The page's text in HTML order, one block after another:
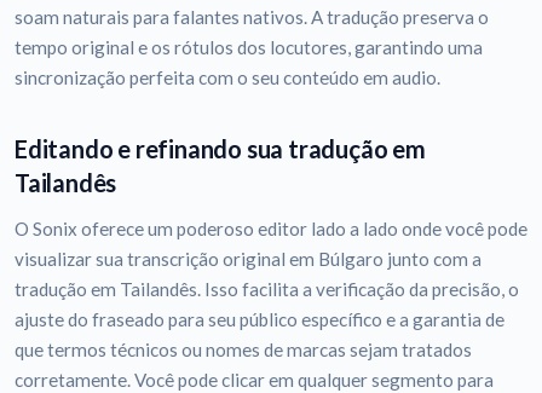
soam naturais para falantes nativos. A tradução preserva o
tempo original e os rótulos dos locutores, garantindo uma
sincronização perfeita com o seu conteúdo em audio.
Editando e refinando sua tradução em
Tailandês
O Sonix oferece um poderoso editor lado a lado onde você pode
visualizar sua transcrição original em Búlgaro junto com a
tradução em Tailandês. Isso facilita a verificação da precisão, o
ajuste do fraseado para seu público específico e a garantia de
que termos técnicos ou nomes de marcas sejam tratados
corretamente. Você pode clicar em qualquer segmento para